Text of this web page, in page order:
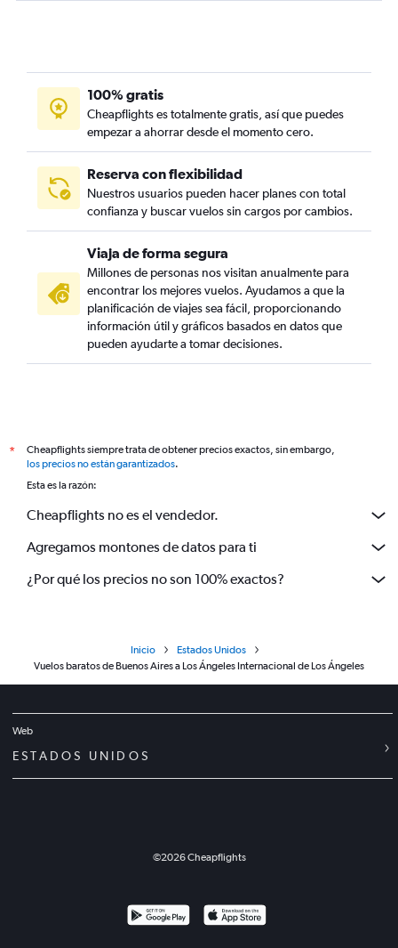
100% gratis
Cheapflights es totalmente gratis, así que puedes
empezar a ahorrar desde el momento cero.
Reserva con flexibilidad
Nuestros usuarios pueden hacer planes con total
confianza y buscar vuelos sin cargos por cambios.
Viaja de forma segura
Millones de personas nos visitan anualmente para
encontrar los mejores vuelos. Ayudamos a que la
planificación de viajes sea fácil, proporcionando
información útil y gráficos basados en datos que
pueden ayudarte a tomar decisiones.
*
Cheapflights siempre trata de obtener precios exactos, sin embargo,
los precios no están garantizados.
Esta es la razón:
Cheapflights no es el vendedor.
Agregamos montones de datos para ti
¿Por qué los precios no son 100% exactos?
Inicio
Estados Unidos
Vuelos baratos de Buenos Aires a Los Ángeles Internacional de Los Ángeles
Web
ESTADOS UNIDOS
©2026Cheapflights